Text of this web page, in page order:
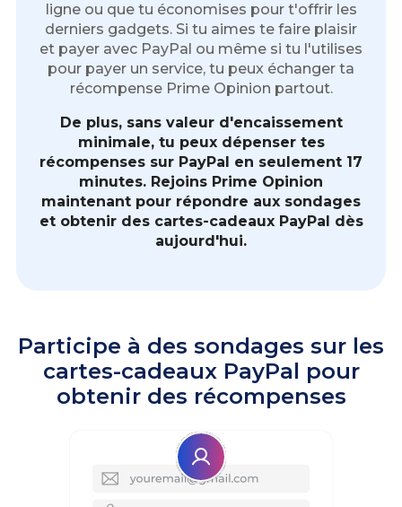
ligne ou que tu économises pour t'offrir les
derniers gadgets. Si tu aimes te faire plaisir
et payer avec PayPal ou même si tu l'utilises
pour payer un service, tu peux échanger ta
récompense Prime Opinion partout.
De plus, sans valeur d'encaissement
minimale, tu peux dépenser tes
récompenses sur PayPal en seulement 17
minutes. Rejoins Prime Opinion
maintenant pour répondre aux sondages
et obtenir des cartes-cadeaux PayPal dès
aujourd'hui.
Participe à des sondages sur les
cartes-cadeaux PayPal pour
obtenir des récompenses